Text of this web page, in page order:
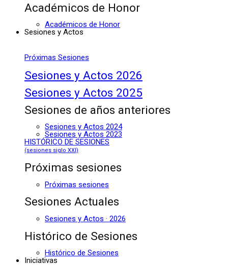
Académicos de Honor
Académicos de Honor
Sesiones y Actos
Próximas Sesiones
Sesiones y Actos 2026
Sesiones y Actos 2025
Sesiones de años anteriores
Sesiones y Actos 2024
Sesiones y Actos 2023
HISTÓRICO DE SESIONES
(sesiones siglo XXI)
Próximas sesiones
Próximas sesiones
Sesiones Actuales
Sesiones y Actos · 2026
Histórico de Sesiones
Histórico de Sesiones
Iniciativas